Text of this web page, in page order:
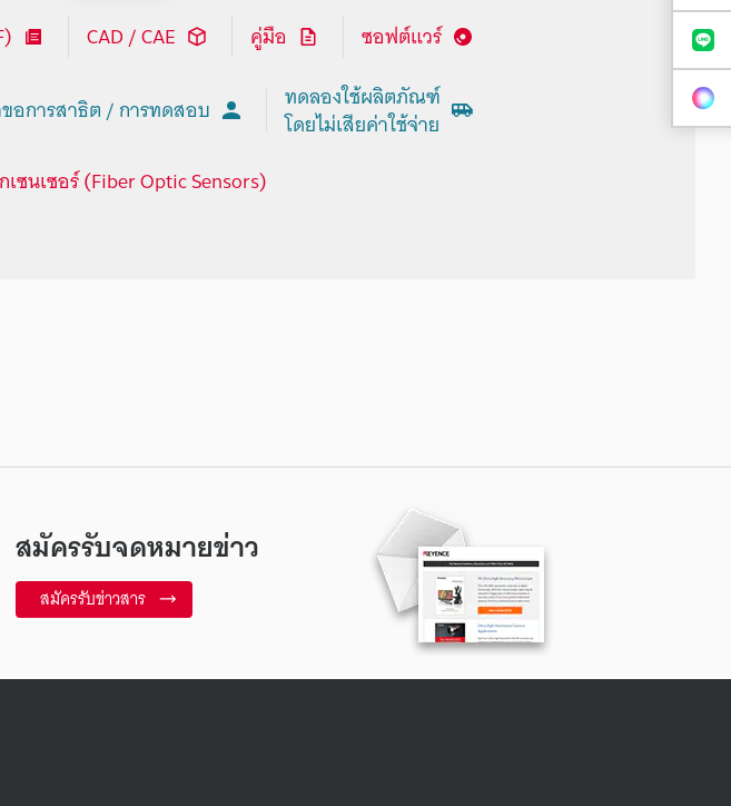
CAD / CAE คู่มือ ซอฟต์แวร์
อการสาธิต / การทดสอบ
ทดลองใช้ผลิตภัณฑ์
โดยไม่เสียค่าใช้จ่าย
ซนเซอร์ (Fiber Optic Sensors)
สมัครรับจดหมายข่าว
สมัครรับข่าวสาร